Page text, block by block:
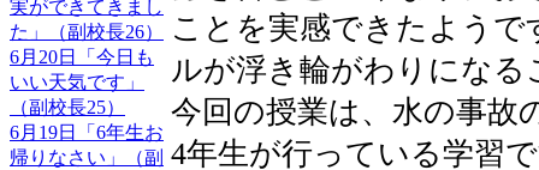
実ができてきまし
た」（副校長26）
6月20日「今日も
いい天気です」
（副校長25）
6月19日「6年生お
帰りなさい」（副
ことを実感できたよう
ルが浮き輪がわりにな
今回の授業は、水の事故
4年生が行っている学習